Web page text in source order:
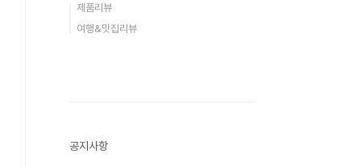
제품리뷰
여행&맛집리뷰
공지사항